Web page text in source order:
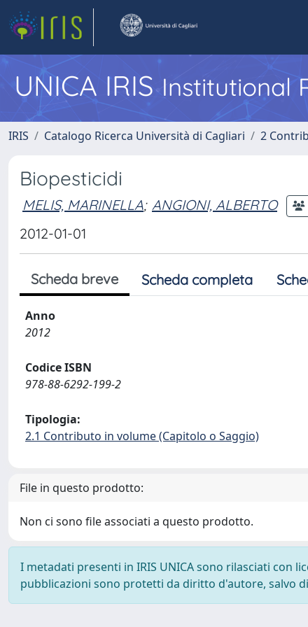
UNICA IRISInstitutional
IRIS Catalogo Ricerca Università di Cagliari 2
Biopesticidi
MELIS, MARINELLA; ANGIONI, ALBERTO
2012-01-01
Scheda breve Scheda completa
Anno
2012
Codice ISBN
978-88-6292-199-2
Tipologia:
2.1 Contributo in volume (Capitolo o Saggio)
File in questo prodotto:
Non ci sono file associati a questo prodotto.
I metadati presenti in IRIS UNICA sono rilasciati con
pubblicazioni sono protetti da diritto d'autore, salvo